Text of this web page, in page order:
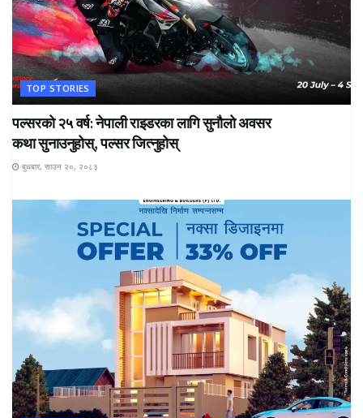
TOP STORIES
पल्सरको २५ वर्ष: नेपाली राइडरका लागि सुनौलो अवसर
कथा सुनाउनुहोस्, पल्सर जित्नुहोस्
बुधबार, साउन २०, २०८३